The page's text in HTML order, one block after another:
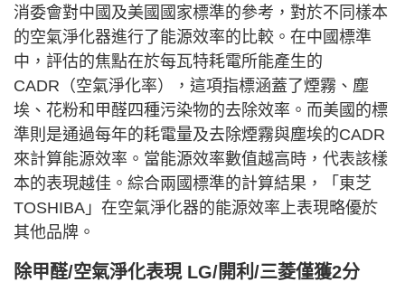
消委會對中國及美國國家標準的參考，對於不同樣本
的空氣淨化器進行了能源效率的比較。在中國標準
中，評估的焦點在於每瓦特耗電所能產生的
CADR（空氣淨化率），這項指標涵蓋了煙霧、塵
埃、花粉和甲醛四種污染物的去除效率。而美國的標
準則是通過每年的耗電量及去除煙霧與塵埃的CADR
來計算能源效率。當能源效率數值越高時，代表該樣
本的表現越佳。綜合兩國標準的計算結果，「東芝
TOSHIBA」在空氣淨化器的能源效率上表現略優於
其他品牌。
除甲醛/空氣淨化表現 LG/開利/三菱僅獲2分